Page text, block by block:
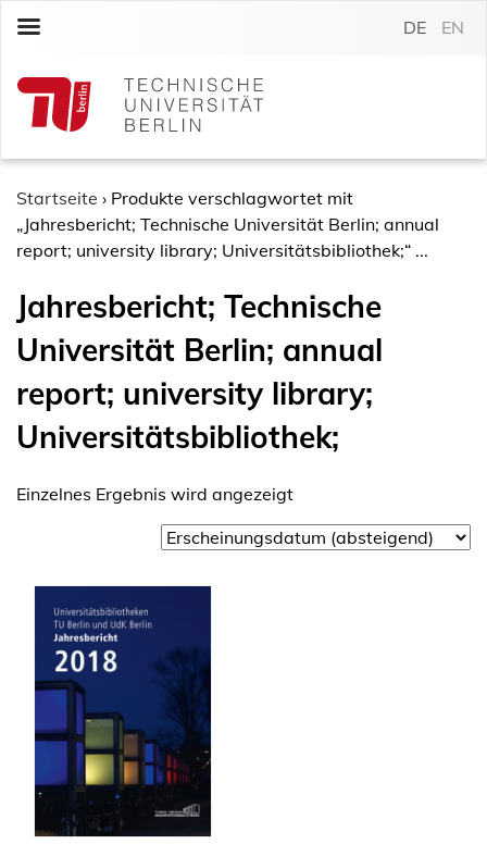
c
DE EN
Startseite › Produkte verschlagwortet mit
„Jahresbericht; Technische Universität Berlin; annual
report; university library; Universitätsbibliothek;“ ...
Jahresbericht; Technische
Universität Berlin; annual
report; university library;
Universitätsbibliothek;
Einzelnes Ergebnis wird angezeigt